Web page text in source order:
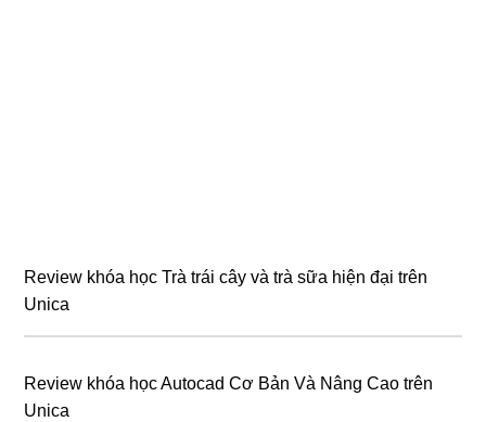
Review khóa học Trà trái cây và trà sữa hiện đại trên
Unica
Review khóa học Autocad Cơ Bản Và Nâng Cao trên
Unica